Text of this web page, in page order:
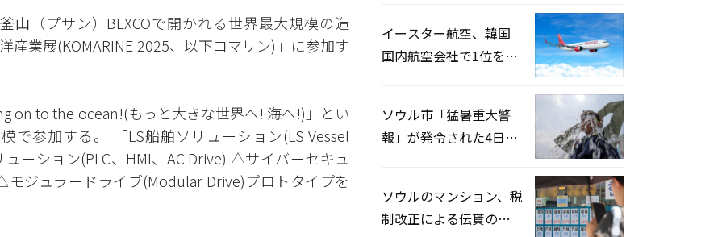
山（プサン）BEXCOで開かれる世界最大規模の造
業展(KOMARINE 2025、以下コマリン)」に参加す
on to the ocean!(もっと大きな世界へ! 海へ!)」とい
で参加する。 「LS船舶ソリューション(LS Vessel
ーション(PLC、HMI、AC Drive) △サイバーセキュ
ジュラードライブ(Modular Drive)プロトタイプを
イースター航空、韓国
国内航空会社で1位を記
ソウル市「猛暑重大警
報」が発令された4日、
ソウルのマンション、税
制改正による伝貰の月